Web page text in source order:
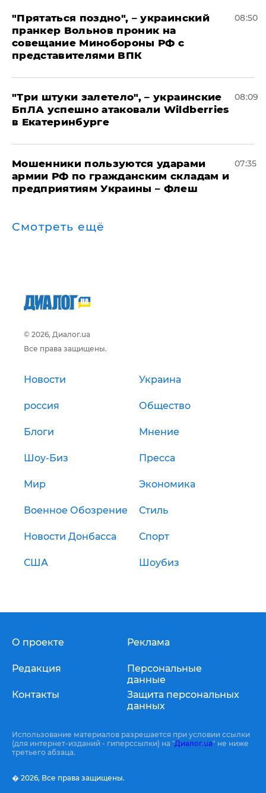
"Прятаться поздно", – украинский
пранкер Вольнов проник на
совещание Минобороны РФ с
представителями ВПК
08:50
"Три штуки залетело", – украинские
БпЛА успешно атаковали Wildberries
в Екатеринбурге
08:09
Мошенники пользуются ударами
армии РФ по гражданским складам и
предприятиям Украины – Флеш
07:35
Смотреть ещё
© 2026, Диалог.ua
Все права защищены.
Новости Украина
россия Общество
Блоги Мнение
Шоу-Биз Пресса
Мир Экономика
Военное Обозрение Стиль
Новости Донбасса Спорт
США Шоубиз
О проекте
Редакция
Контакты
Реклама
Персональные
данные
Защита персональных
данных
Использование материалов разрешается при условии ссылки
(для интернет-изданий - гиперссылки) на "Диалог.ua" не ниже
третьего абзаца.
� 2026, Все права защищены.